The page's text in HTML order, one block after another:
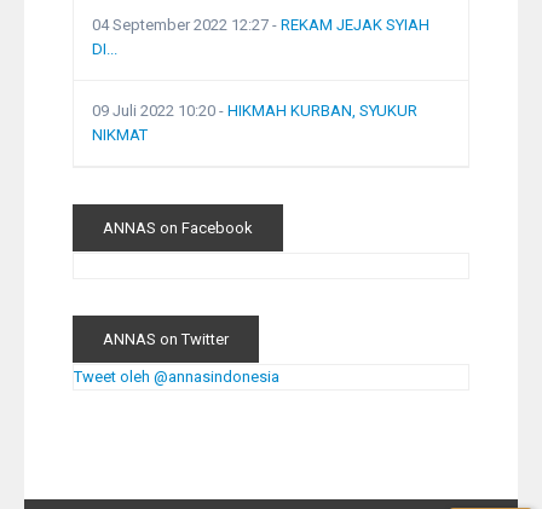
04 September 2022 12:27 - REKAM JEJAK SYIAH
DI...
09 Juli 2022 10:20 - HIKMAH KURBAN, SYUKUR
NIKMAT
ANNAS on Facebook
ANNAS on Twitter
Tweet oleh @annasindonesia